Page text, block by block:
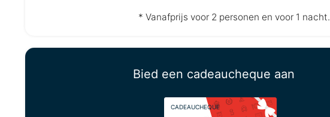
* Vanafprijs voor 2 personen en voor 1 nacht.
Bied een cadeaucheque aan
CADEAUCHEQUE